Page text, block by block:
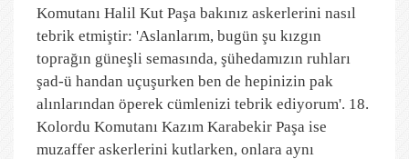
Komutanı Halil Kut Paşa bakınız askerlerini nasıl
tebrik etmiştir: 'Aslanlarım, bugün şu kızgın
toprağın güneşli semasında, şühedamızın ruhları
şad-ü handan uçuşurken ben de hepinizin pak
alınlarından öperek cümlenizi tebrik ediyorum'. 18.
Kolordu Komutanı Kazım Karabekir Paşa ise
muzaffer askerlerini kutlarken, onlara aynı